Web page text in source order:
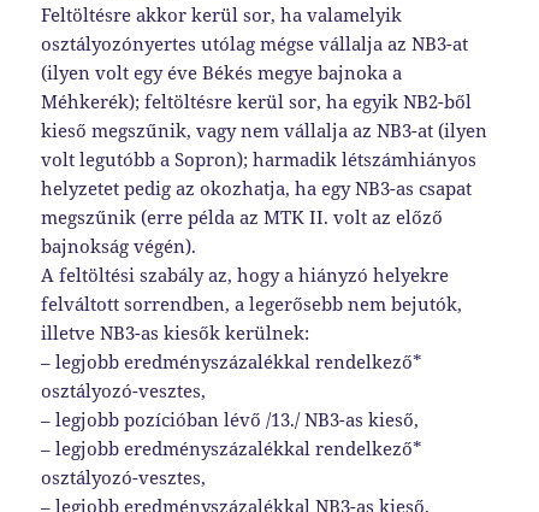
Feltöltésre akkor kerül sor, ha valamelyik
osztályozónyertes utólag mégse vállalja az NB3-at
(ilyen volt egy éve Békés megye bajnoka a
Méhkerék); feltöltésre kerül sor, ha egyik NB2-ből
kieső megszűnik, vagy nem vállalja az NB3-at (ilyen
volt legutóbb a Sopron); harmadik létszámhiányos
helyzetet pedig az okozhatja, ha egy NB3-as csapat
megszűnik (erre példa az MTK II. volt az előző
bajnokság végén).
A feltöltési szabály az, hogy a hiányzó helyekre
felváltott sorrendben, a legerősebb nem bejutók,
illetve NB3-as kiesők kerülnek:
– legjobb eredményszázalékkal rendelkező*
osztályozó-vesztes,
– legjobb pozícióban lévő /13./ NB3-as kieső,
– legjobb eredményszázalékkal rendelkező*
osztályozó-vesztes,
– legjobb eredményszázalékkal NB3-as kieső,